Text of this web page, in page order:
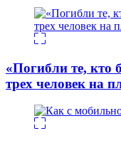
«Погибли те, кто
трех человек на